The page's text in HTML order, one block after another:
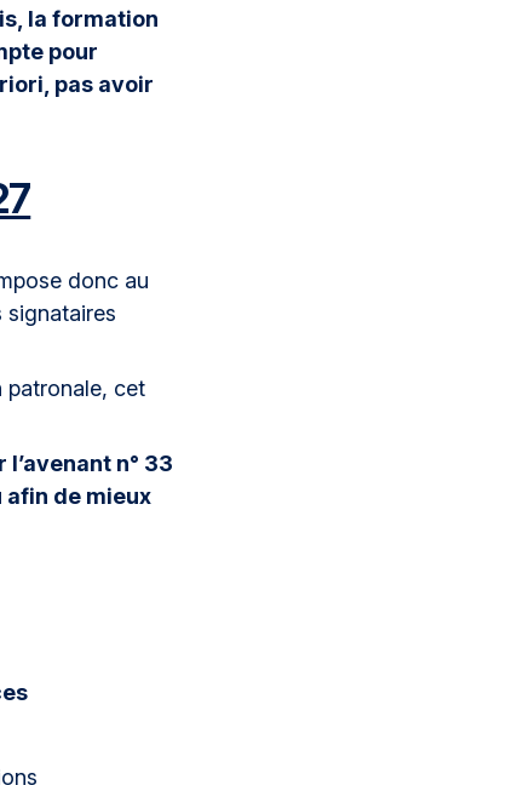
la formation
pour
pas avoir
donc au
signataires
patronale, cet
n° 33
afin de mieux